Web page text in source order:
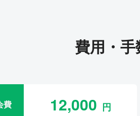
費用・
費 12,000